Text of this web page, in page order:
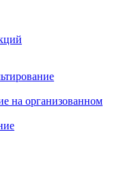
на организованном